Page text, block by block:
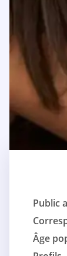
Public
Âge